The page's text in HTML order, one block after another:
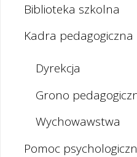
Biblioteka szkolna
Kadra pedagogiczna
Dyrekcja
Grono
Wychowawstwa
Pomoc